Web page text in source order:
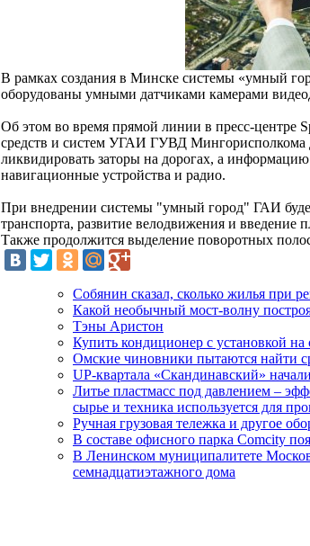
В рамках создания в Минске системы «умный
оборудованы умными датчиками камерами
Об этом во время прямой линии в пресс-центре
средств и систем УГАИ ГУВД
ликвидировать заторы на дорогах, а
навигационные устройства и радио.
При внедрении системы "умный город" ГАИ
транспорта, развитие велодвижения и введение
Также продолжится выделение поворотных
Собянин сказал, сколько жилья при
Какой необычный мост-волну
Тэны Аристон
Купить кондиционер с установкой на
Омские чиновники пытаются найти
UP-квартала «Скандинавский»
Литье пластмасс под давлением –
сырье и техника используется для
Ручная грузовая тележка и другое
В составе офисного парка Comcity
В Ленинском муниципалитете
семнадцатиэтажного дома